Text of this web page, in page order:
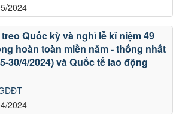
2024
2024
Quốc kỳ và nghỉ lễ kỉ niệm 49
hoàn toàn miền năm - thống nhất
30/4/2024) và Quốc tế lao động